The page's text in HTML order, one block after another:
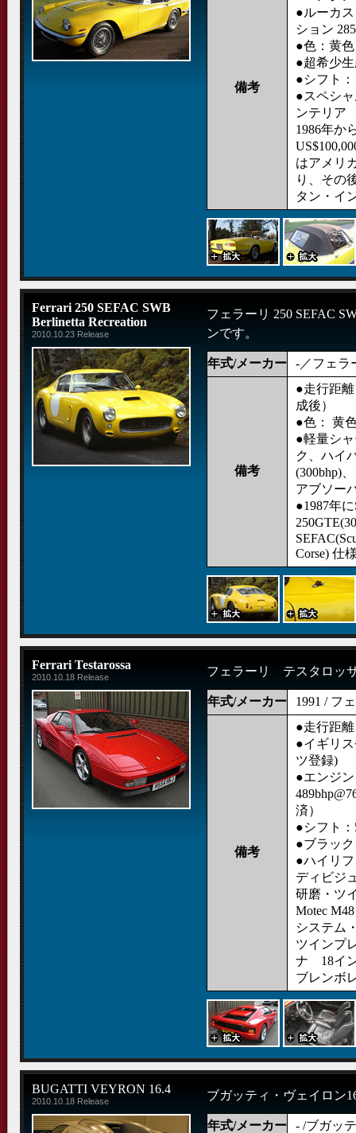
備考
●ルーカ
ション
●色：黄色
●超希少
●シフト
●スペシ
ンテリア
1986年か
はアメリ
り、その
タン・イ
Ferrari 250 SEFAC SWB
Berlinetta Recreation
2010.10.23 Release
フェラーリ 250 SEFAC
ンです。
年式/メーカー -／フェラ
備考
●走行距離
成後）
●色： 黄
●軽量シ
ク、ハイ
(300bhp)
アブソー
●1987年
Corse) 仕
Ferrari Testarossa
2010.10.18 Release フェラーリ テスタロッ
年式/メーカー 1991 / フ
備考
●走行距離
●イギリ
ツ登録)
●エンジ
済）
●シフト
●ブラッ
●ハイリ
ディビジ
研磨・ツ
Motec
システム
ツインプ
ナ 18イ
ブレンボ
BUGATTI VEYRON 16.4
2010.10.18 Release ブガッティ・ヴェイロン
年式/メーカー - /ブガッ